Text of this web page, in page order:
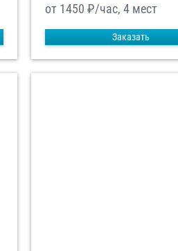
от 1450 ₽/час, 4 мест
Заказать